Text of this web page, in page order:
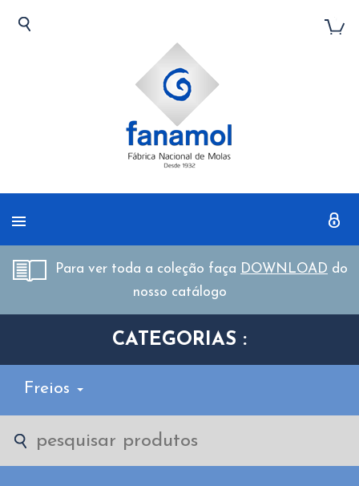
Para ver toda a coleção faça DOWNLOAD do
nosso catálogo
CATEGORIAS :
Freios